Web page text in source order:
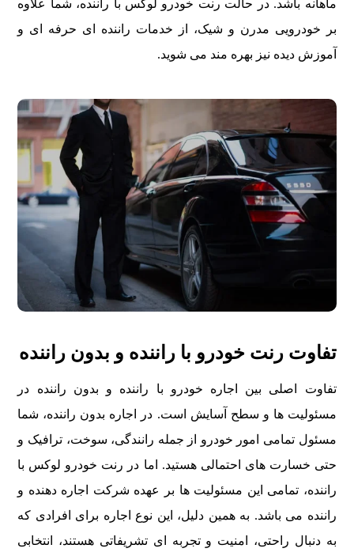
ماهانه باشد. در حالت رنت خودرو لوکس با راننده، شما علاوه
بر خودرویی مدرن و شیک، از خدمات راننده ای حرفه ای و
آموزش دیده نیز بهره مند می شوید.
تفاوت رنت خودرو با راننده و بدون راننده
تفاوت اصلی بین اجاره خودرو با راننده و بدون راننده در
مسئولیت ها و سطح آسایش است. در اجاره بدون راننده، شما
مسئول تمامی امور خودرو از جمله رانندگی، سوخت، ترافیک و
حتی خسارت های احتمالی هستید. اما در رنت خودرو لوکس با
راننده، تمامی این مسئولیت ها بر عهده شرکت اجاره دهنده و
راننده می باشد. به همین دلیل، این نوع اجاره برای افرادی که
به دنبال راحتی، امنیت و تجربه ای تشریفاتی هستند، انتخابی